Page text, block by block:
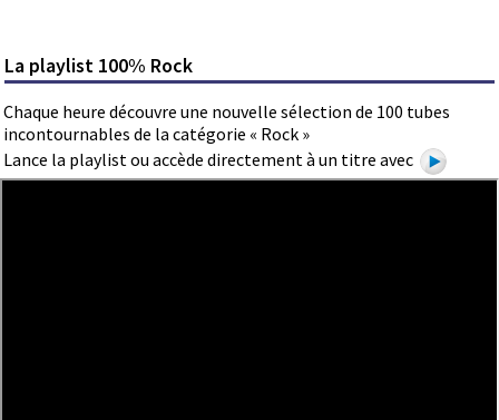
La playlist 100% Rock
Chaque heure découvre une nouvelle sélection de 100 tubes
incontournables de la catégorie « Rock »
Lance la playlist ou accède directement à un titre avec